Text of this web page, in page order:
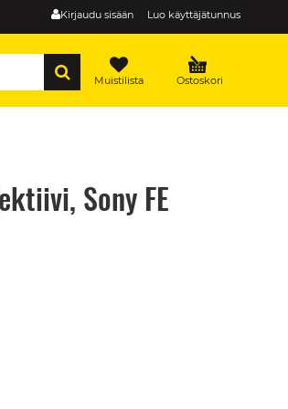
Kirjaudu sisään Luo käyttäjätunnus
Ostoskori
Muistilista
Sony FE